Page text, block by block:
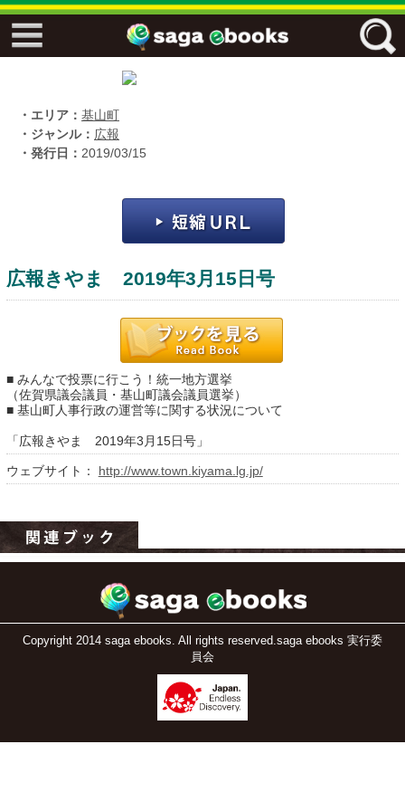
エリア
キーワード
佐賀ワード
・エリア： 基山町
・ジャンル： 広報
・発行日： 2019/03/15
広報きやま 2019年3月15日号
■ みんなで投票に行こう！統一地方選挙
（佐賀県議会議員・基山町議会議員選挙）
■ 基山町人事行政の運営等に関する状況について
「広報きやま 2019年3月15日号」
ウェブサイト： http://www.town.kiyama.lg.jp/
Copyright 2014 saga ebooks. All rights reserved.saga ebooks 実行委
員会
↓↓ ebooks専用本棚 ↓↓
運営：福博印刷
saga ebooksとは